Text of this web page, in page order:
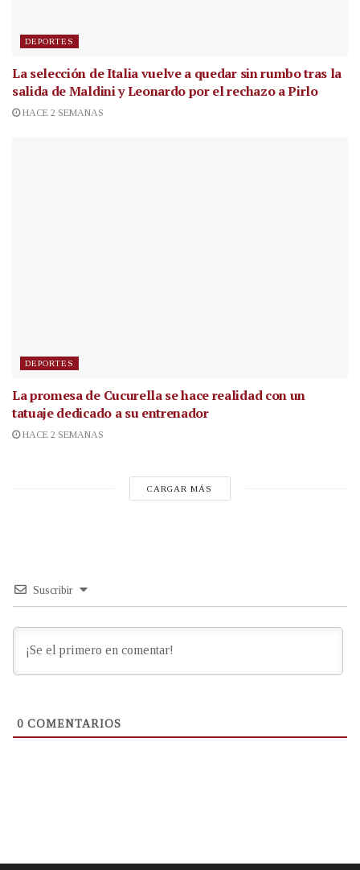
DEPORTES
La selección de Italia vuelve a quedar sin rumbo tras la
salida de Maldini y Leonardo por el rechazo a Pirlo
HACE 2 SEMANAS
DEPORTES
La promesa de Cucurella se hace realidad con un
tatuaje dedicado a su entrenador
HACE 2 SEMANAS
CARGAR MÁS
Suscribir
0 COMENTARIOS